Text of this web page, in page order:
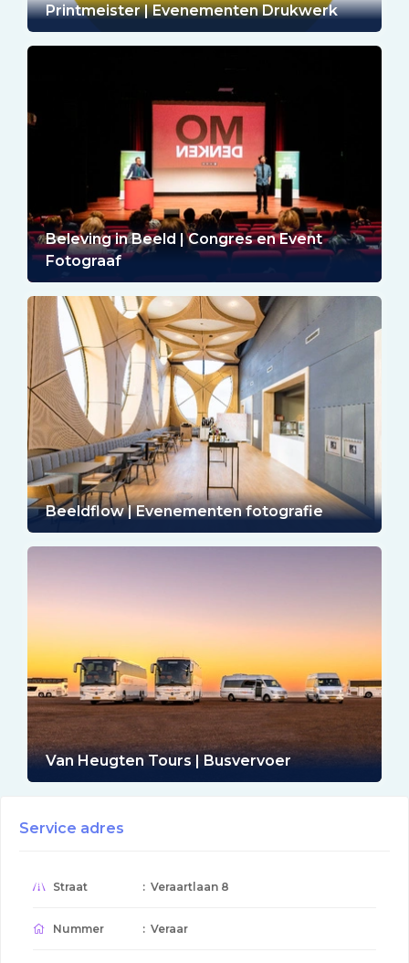
Printmeister | Evenementen Drukwerk
Beleving in Beeld | Congres en Event
Fotograaf
Beeldflow | Evenementen fotografie
Van Heugten Tours | Busvervoer
Service adres
Straat : Veraartlaan 8
Nummer : Veraar